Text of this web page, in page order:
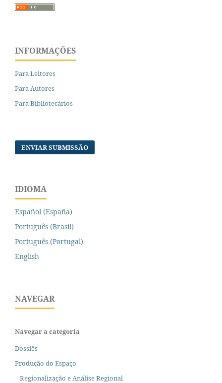
INFORMAÇÕES
Para Leitores
Para Autores
Para Bibliotecários
ENVIAR SUBMISSÃO
IDIOMA
Español (España)
Português (Brasil)
Português (Portugal)
English
NAVEGAR
Navegar a categoria
Dossiês
Produção do Espaço
Regionalização e Análise Regional